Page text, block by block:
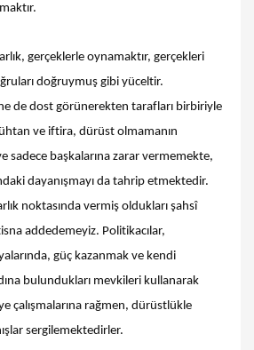
gerçeklerle oynamaktır, gerçekleri
doğruymuş gibi yüceltir.
de dost görünerekten tarafları birbiriyle
ve iftira, dürüst olmamanın
sadece başkalarına zarar vermemekte,
dayanışmayı da tahrip etmektedir.
noktasında vermiş oldukları şahsî
addedemeyiz. Politikacılar,
güç kazanmak ve kendi
bulundukları mevkileri kullanarak
çalışmalarına rağmen, dürüstlükle
sergilemektedirler.